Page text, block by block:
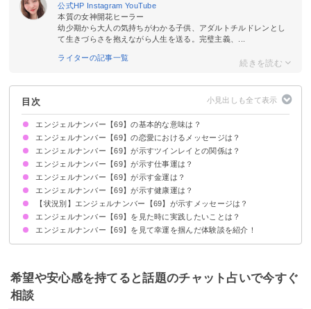
公式HP Instagram YouTube
本質の女神開花ヒーラー
幼少期から大人の気持ちがわかる子供、アダルトチルドレンとし
て生きづらさを抱えながら人生を送る。完璧主義、...
ライターの記事一覧
目次
エンジェルナンバー【69】の基本的な意味は？
執着を手放しましょう
何事も中庸であることが大事です
エンジェルナンバー【69】の恋愛におけるメッセージは？
片思いしている時
復縁したい時
恋人との関係について
結婚を考えている場合
別れ・離婚したい時
エンジェルナンバー【69】が示すツインレイとの関係は？
ツインレイへの執着を手放しましょう
サイレント期間の場合
エンジェルナンバー【69】が示す仕事運は？
エンジェルナンバー【69】が示す金運は？
エンジェルナンバー【69】が示す健康運は？
【状況別】エンジェルナンバー【69】が示すメッセージは？
何度も【69】を見る場合
車のナンバープレートで【69】を見る場合
エンジェルナンバー【69】を見た時に実践したいことは？
断捨離をする
瞑想や月光浴をして浄化する
好きなこと・ワクワクすることに取り組む
エンジェルナンバー【69】を見て幸運を掴んだ体験談を紹介！
社会貢献活動を通して仲間や喜びを得た
人間関係の大切さを再確認できた
ライフバランスを見直して心身ともに健康になった
希望や安心感を持てると話題のチャット占いで今すぐ
相談